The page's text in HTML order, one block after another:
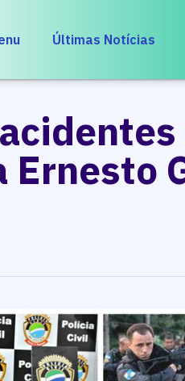
Últimas Notícias
Ernesto